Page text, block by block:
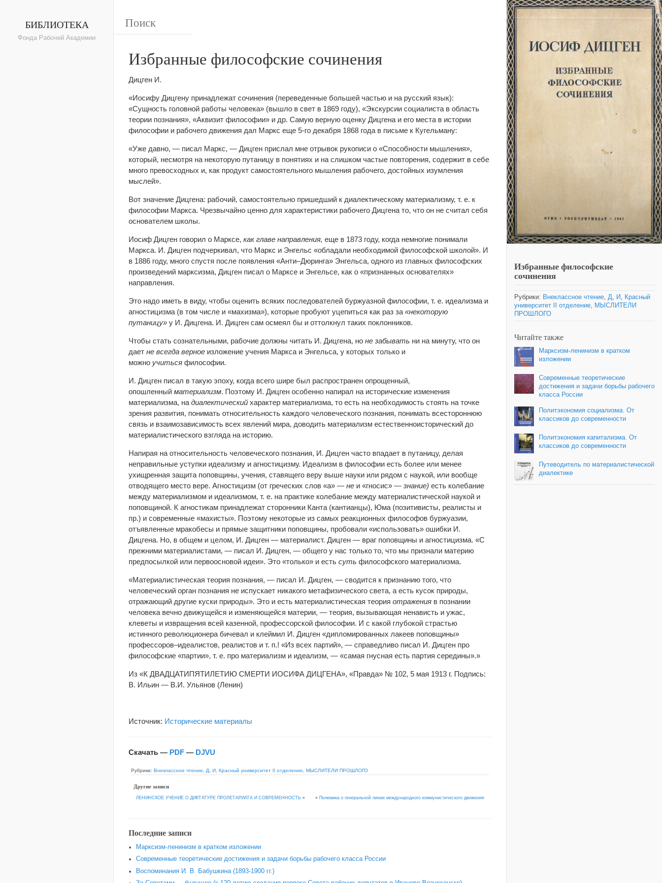
БИБЛИОТЕКА
Фонда Рабочей Академии
Избранные философские сочинения
Дицген И.
«Иосифу Дицгену принадлежат сочинения (переведенные большей частью и на русский язык):
«Сущность головной работы человека» (вышло в свет в 1869 году), «Экскурсии социалиста в область
теории познания», «Аквизит философии» и др. Самую верную оценку Дицгена и его места в истории
философии и рабочего движения дал Маркс еще 5‑го декабря 1868 года в письме к Кугельману:
«Уже давно, — писал Маркс, — Дицген прислал мне отрывок рукописи о «Способности мышления»,
который, несмотря на некоторую путаницу в понятиях и на слишком частые повторения, содержит в себе
много превосходных и, как продукт самостоятельного мышления рабочего, достойных изумления
мыслей».
Вот значение Дицгена: рабочий, самостоятельно пришедший к диалектическому материализму, т. е. к
философии Маркса. Чрезвычайно ценно для характеристики рабочего Дицгена то, что он не считал себя
основателем школы.
Иосиф Дицген говорил о Марксе, как главе направления, еще в 1873 году, когда немногие понимали
Маркса. И. Дицген подчеркивал, что Маркс и Энгельс «обладали необходимой философской школой». И
в 1886 году, много спустя после появления «Анти–Дюринга» Энгельса, одного из главных философских
произведений марксизма, Дицген писал о Марксе и Энгельсе, как о «признанных основателях»
направления.
Это надо иметь в виду, чтобы оценить всяких последователей буржуазной философии, т. е. идеализма и
агностицизма (в том числе и «махизма»), которые пробуют уцепиться как раз за «некоторую
путаницу» у И. Дицгена. И. Дицген сам осмеял бы и оттолкнул таких поклонников.
Чтобы стать сознательными, рабочие должны читать И. Дицгена, но не забывать ни на минуту, что он
дает не всегда верное изложение учения Маркса и Энгельса, у которых только и
можно учиться философии.
И. Дицген писал в такую эпоху, когда всего шире был распространен опрощенный,
опошленный материализм. Поэтому И. Дицген особенно напирал на исторические изменения
материализма, на диалектический характер материализма, то есть на необходимость стоять на точке
зрения развития, понимать относительность каждого человеческого познания, понимать всестороннюю
связь и взаимозависимость всех явлений мира, доводить материализм естественноисторический до
материалистического взгляда на историю.
Напирая на относительность человеческого познания, И. Дицген часто впадает в путаницу, делая
неправильные уступки идеализму и агностицизму. Идеализм в философии есть более или менее
ухищренная защита поповщины, учения, ставящего веру выше науки или рядом с наукой, или вообще
отводящего место вере. Агностицизм (от греческих слов «а» — не и «гносис» — знание) есть колебание
между материализмом и идеализмом, т. е. на практике колебание между материалистической наукой и
поповщиной. К агностикам принадлежат сторонники Канта (кантианцы), Юма (позитивисты, реалисты и
пр.) и современные «махисты». Поэтому некоторые из самых реакционных философов буржуазии,
отъявленные мракобесы и прямые защитники поповщины, пробовали «использовать» ошибки И.
Дицгена. Но, в общем и целом, И. Дицген — материалист. Дицген — враг поповщины и агностицизма. «С
прежними материалистами, — писал И. Дицген, — общего у нас только то, что мы признали материю
предпосылкой или первоосновой идеи». Это «только» и есть суть философского материализма.
«Материалистическая теория познания, — писал И. Дицген, — сводится к признанию того, что
человеческий орган познания не испускает никакого метафизического света, а есть кусок природы,
отражающий другие куски природы». Это и есть материалистическая теория отражения в познании
человека вечно движущейся и изменяющейся материи, — теория, вызывающая ненависть и ужас,
клеветы и извращения всей казенной, профессорской философии. И с какой глубокой страстью
истинного революционера бичевал и клеймил И. Дицген «дипломированных лакеев поповщины»
профессоров–идеалистов, реалистов и т. п.! «Из всех партий», — справедливо писал И. Дицген про
философские «партии», т. е. про материализм и идеализм, — «самая гнусная есть партия середины».»
Из «К ДВАДЦАТИПЯТИЛЕТИЮ СМЕРТИ ИОСИФА ДИЦГЕНА», «Правда» № 102, 5 мая 1913 г. Подпись:
В. Ильин — В.И. Ульянов (Ленин)
Источник: Исторические материалы
Скачать — PDF — DJVU
Рубрики: Внеклассное чтение Д И Красный университет II отделение МЫСЛИТЕЛИ ПРОШЛОГО
Другие записи
ЛЕНИНСКОЕ УЧЕНИЕ О ДИКТАТУРЕ ПРОЛЕТАРИАТА И СОВРЕМЕННОСТЬ « » Полемика о генеральной линии международного коммунистического движения
Последние записи
Марксизм-ленинизм в кратком изложении
Современные теоретические достижения и задачи борьбы рабочего класса России
Воспоминания И. В. Бабушкина (1893-1900 гг.)
Избранные философские
сочинения
Рубрики: Внеклассное чтение, Д, И, Красный
университет II отделение, МЫСЛИТЕЛИ
ПРОШЛОГО
Читайте также
Марксизм-ленинизм в кратком
изложении
Современные теоретические
достижения и задачи борьбы рабочего
класса России
Политэкономия социализма. От
классиков до современности
Политэкономия капитализма. От
классиков до современности
Путеводитель по материалистической
диалектике